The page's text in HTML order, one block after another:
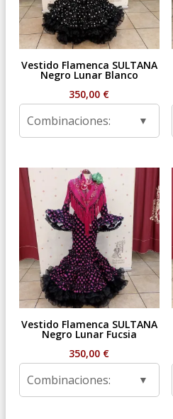
Vestido Flamenca SULTANA
Negro Lunar Blanco
350,00 €
Combinaciones:
Vestido Flamenca SULTANA
Negro Lunar Fucsia
350,00 €
Combinaciones: